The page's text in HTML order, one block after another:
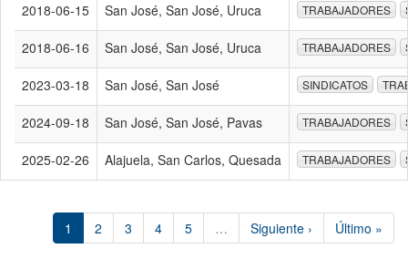
2018-06-15 San José, San José, Uruca TRABAJADORES
2018-06-16 San José, San José, Uruca TRABAJADORES
2023-03-18 San José, San José SINDICATOS
2024-09-18 San José, San José, Pavas TRABAJADORES
2025-02-26 Alajuela, San Carlos, Quesada TRABAJADORES
1 2 3 4 5 … Siguiente › Último »